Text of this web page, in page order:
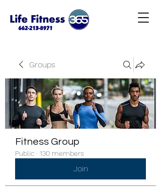
Groups
Fitness Group
Public · 130 members
Join